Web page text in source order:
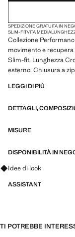
SPEDIZIONE GRATUITA IN
SLIM-FITVITA MEDIA
Collezione
movimento e
Slim-fit. Lunghezza
esterno. Chiusura a
Questa selezione
stirare,
LEGGI DI PIÙ
DETTAGLI,
MISURE
DISPONIBILITÀ IN
Fai domande su look,
Idee di look
ASSISTANT
TI POTREBBE